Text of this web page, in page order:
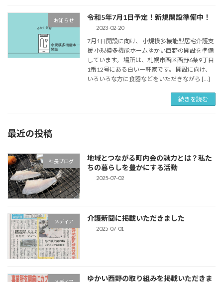
お知らせ 令和5年7月1日予定！新規開設準備中！
2023-02-20
7月1日開設に向け、 小規模多機能型居宅介護支
援 小規模多機能ホームゆかい西野の開設を準備
しています。 場所は、札幌市西区西野6条9丁目
1番12号にある白い一軒家です。 開設に向け、
いろいろな方に食器などをいただきながら […]
続きを読む
最近の投稿
社長ブログ
地域とつながる町内会の魅力とは？私た
ちの暮らしを豊かにする活動
2025-07-02
メディア 介護新聞に掲載いただきました
2025-07-01
ゆかい西野の取り組みを掲載いただきま